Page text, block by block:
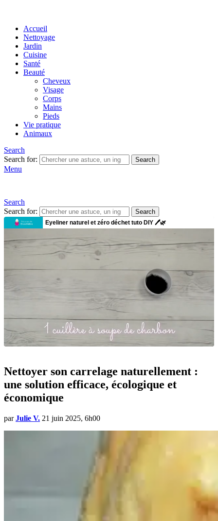
Accueil
Nettoyage
Jardin
Cuisine
Santé
Beauté
Cheveux
Visage
Corps
Mains
Pieds
Vie pratique
Animaux
Search
Search for:
Search
Menu
Search
Search for:
Search
Nettoyer son carrelage naturellement :
une solution efficace, écologique et
économique
par Julie V. 21 juin 2025, 6h00